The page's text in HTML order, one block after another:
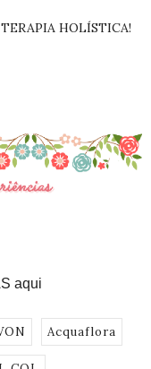
HOLÍSTICA!
aqui
Acquaflora